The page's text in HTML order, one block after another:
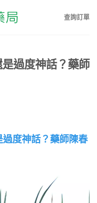
查詢訂單
過度神話？藥師
度神話？藥師陳春